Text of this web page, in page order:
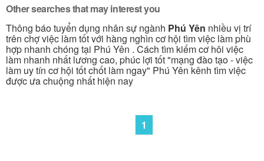
Other searches that may interest you
Thông báo tuyển dụng nhân sự ngành Phú Yên nhiều vị trí
trên chợ việc làm tốt với hàng nghìn cơ hội tìm việc làm phù
hợp nhanh chóng tại Phú Yên . Cách tìm kiếm cơ hôi việc
làm nhanh nhất lương cao, phúc lợi tốt "mạng đào tạo - việc
làm uy tín cơ hội tốt chốt làm ngay" Phú Yên kênh tìm việc
được ưa chuộng nhất hiện nay
1